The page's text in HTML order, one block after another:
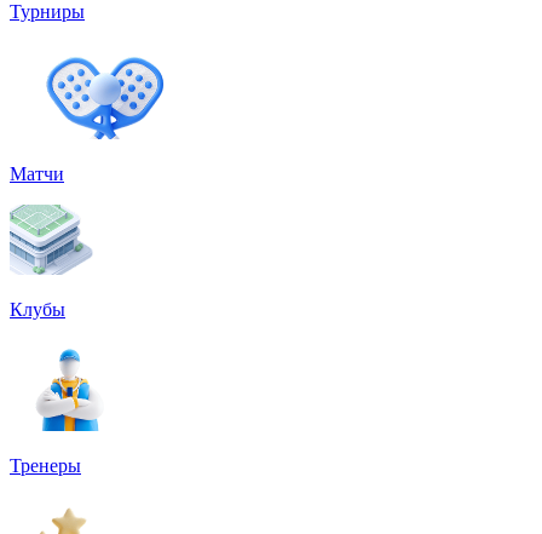
Турниры
Матчи
Клубы
Тренеры